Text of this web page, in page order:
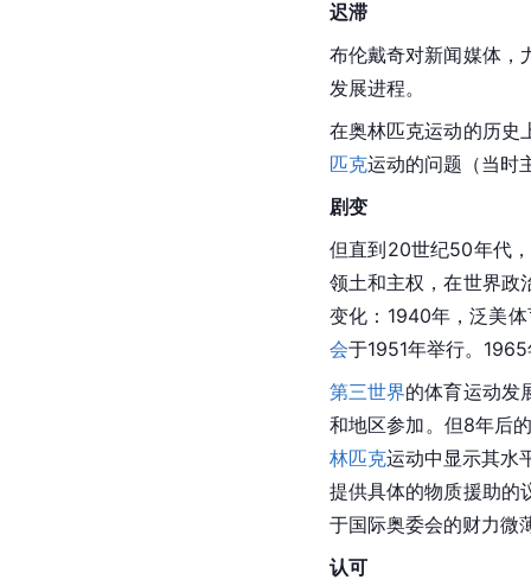
迟滞
布伦戴奇对新闻媒体，
发展进程。
在奥林匹克运动的历史
匹克运动的问题（当时
剧变
但直到20世纪50年代
领土和主权，在世界政
变化：1940年，泛美
会于1951年举行。
第三世界的体育运动发
和地区参加。但8年后
林匹克运动中显示其水
提供具体的物质援助的
于国际奥委会的财力微
认可